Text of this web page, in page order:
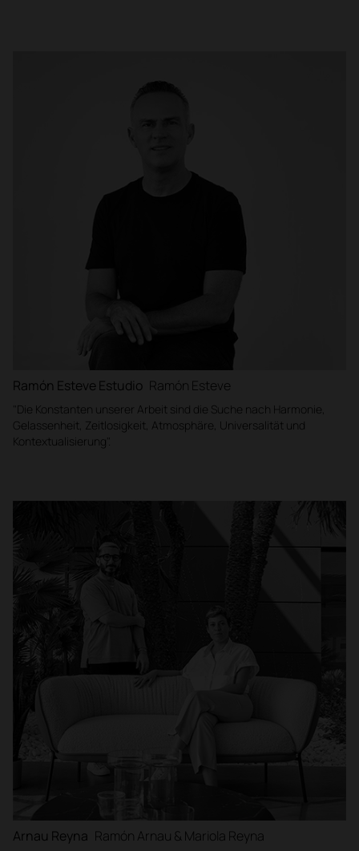
Ramón Esteve Estudio Ramón Esteve
"Die Konstanten unserer Arbeit sind die Suche nach Harmonie,
Gelassenheit, Zeitlosigkeit, Atmosphäre, Universalität und
Kontextualisierung".
Arnau Reyna Ramón Arnau & Mariola Reyna